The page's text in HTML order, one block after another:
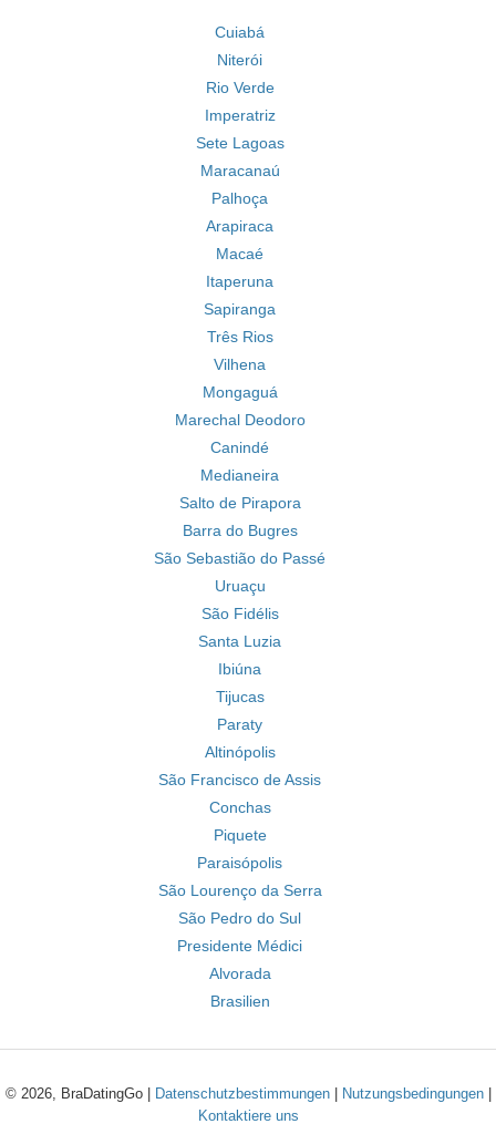
Cuiabá
Niterói
Rio Verde
Imperatriz
Sete Lagoas
Maracanaú
Palhoça
Arapiraca
Macaé
Itaperuna
Sapiranga
Três Rios
Vilhena
Mongaguá
Marechal Deodoro
Canindé
Medianeira
Salto de Pirapora
Barra do Bugres
São Sebastião do Passé
Uruaçu
São Fidélis
Santa Luzia
Ibiúna
Tijucas
Paraty
Altinópolis
São Francisco de Assis
Conchas
Piquete
Paraisópolis
São Lourenço da Serra
São Pedro do Sul
Presidente Médici
Alvorada
Brasilien
© 2026, BraDatingGo | Datenschutzbestimmungen| Nutzungsbedingungen|
Kontaktiere uns